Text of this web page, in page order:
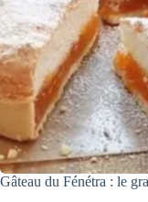
Gâteau du Fénétra : le